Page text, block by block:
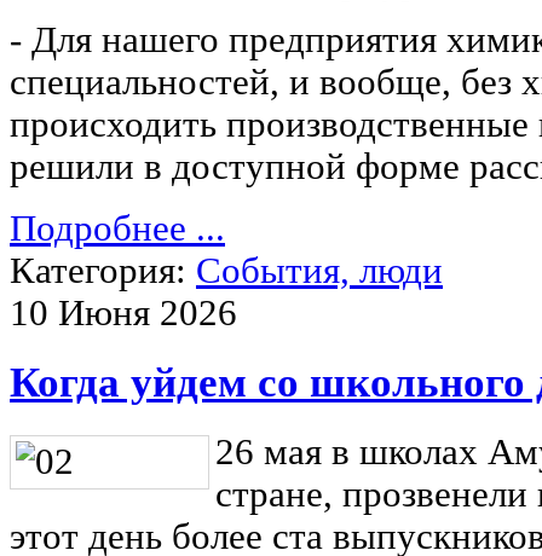
- Для нашего предприятия
специальностей, и вообще, без
происходить
решили в доступной форме
Подробнее ...
Категория: События, люди
10 Июня 2026
Когда уйдем со
26 мая в школах
стране,
этот день более ста